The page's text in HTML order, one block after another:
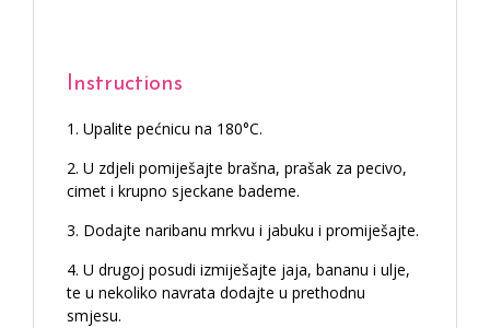
Instructions
Upalite pećnicu na 180°C.
U zdjeli pomiješajte brašna, prašak za pecivo,
cimet i krupno sjeckane bademe.
Dodajte naribanu mrkvu i jabuku i promiješajte.
U drugoj posudi izmiješajte jaja, bananu i ulje,
te u nekoliko navrata dodajte u prethodnu
smjesu.